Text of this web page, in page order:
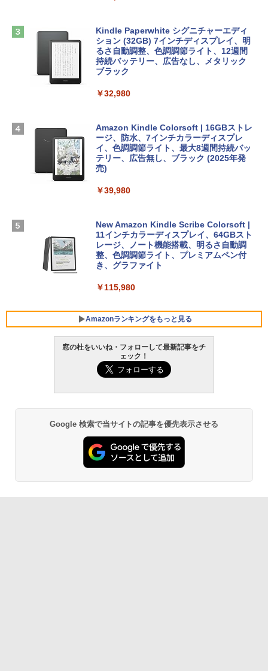
Apple 2026 MacBook Air M5チップ搭載
13インチノートブック：AIとApple Intell
igence、13.6インチLiquid Retinaディ
スプレイ、24GBユニファイドメモリ、1
ラ、Touch ID - ミッドナイト + 3年延長
￥347,600
【Amazon.co.jp限定】 HP ノートパソコ
SSD インテル Core 5
FMV ノートパソコン WE1-K3 (MS 365 P
ersonal/Copilotキー搭載/Win 11/15.6型/
Core i5/16GB/SSD 512GB/ホワイト) FM
インゲームコード】 ロブロックス | オン
ラインコード版
￥3,200
Robloxギフトカード - 1000 Robux 【限
ラインコード版
￥1,600
ト): Java & Bedrock Edition | オンライ
￥3,600
にもKindle出版にも！ 非エンジニアのた
めのAIコーディング入門シリーズ
￥99
1冊ですべて身につくHTML & CSSとWe
￥2,326
FM TOWNS ハイパー・カタログ: 本体ハ
ェクトリストと最新エミュレータ紹介
Kindle Paperwhite シグニチャーエディ
ション (32GB) 7インチディスプレイ、明
るさ自動調整、色調調節ライト、12週間
持続バッテリー、広告なし、メタリック
ブラック
￥32,980
Amazon Kindle Colorsoft | 16GBストレ
ージ、防水、7インチカラーディスプレ
イ、色調調節ライト、最大8週間持続バッ
テリー、広告無し、ブラック (2025年発
売)
￥39,980
New Amazon Kindle Scribe Colorsoft |
11インチカラーディスプレイ、64GBスト
レージ、ノート機能搭載、明るさ自動調
整、色調調節ライト、プレミアムペン付
き、グラファイト
￥115,980
Amazonランキングをもっと見る
窓の杜をいいね・フォローして最新記事をチ
ェック！
Google 検索で当サイトの記事を優先表示させる